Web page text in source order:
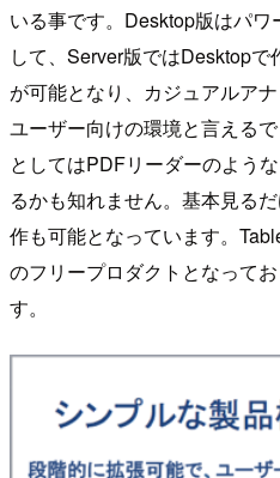
いる事です。Desktop版はパ
して、Server版ではDesktop
が可能となり、カジュアルア
ユーザー向けの環境と言える
としてはPDFリーダーのよう
るかも知れません。基本見る
作も可能となっています。
のフリープロダクトとなって
す。